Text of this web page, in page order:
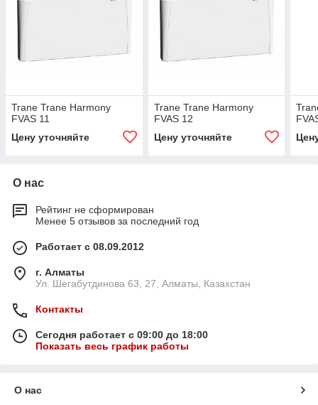
Trane Trane Harmony
FVAS 11
Цену уточняйте
Trane Trane Harmony
FVAS 12
Цену уточняйте
О нас
Рейтинг не сформирован
Менее 5 отзывов за последний год
Работает с 08.09.2012
г. Алматы
Ул. Шегабутдинова 63, 27, Алматы, Казахстан
Контакты
Сегодня работает с 09:00 до 18:00
Показать весь график работы
О нас